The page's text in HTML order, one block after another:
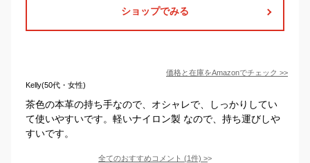
ショップでみる
価格と在庫をAmazonでチェック >>
Kelly(50代・女性)
茶色の本革の持ち手なので、オシャレで、しっかりしてい
て使いやすいです。軽いナイロン製 なので、持ち運びしや
すいです。
全てのおすすめコメント (1件) >